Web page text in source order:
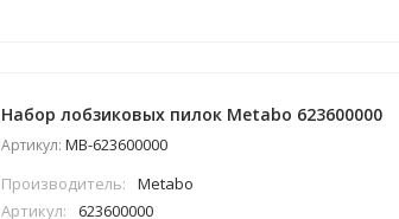
Набор лобзиковых пилок Metabo 623600000
Артикул: MB-623600000
Производитель:
Metabo
Артикул:
623600000